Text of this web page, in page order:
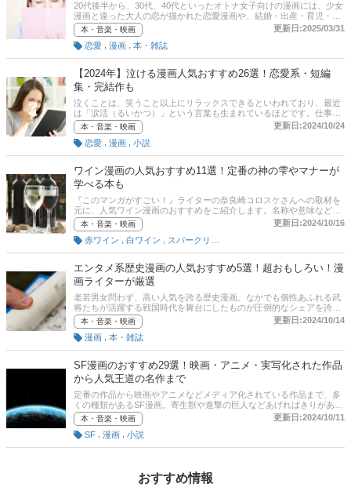
20代後半から、30代、40代といったオトナ女子向けの漫画には、少女
漫画と違った大人の恋が描かれた恋愛漫画や、結婚・出産・育児・仕
事モノなどさまざまなジャンルの作品があります。キュンキュンでき
るものや、泣ける切ないストーリーなど、大人だからこそハマる面白
い漫画がたくさん！ この記事では、『このマンガがすごい！』ライタ
ーの奈良崎コロスケさんに、なかでもオトナ女子にイチオシのおすす
め漫画を教えてもらいました。有名・人気作はどれ？ 完結済みの作品
が読みたい！ という人は、きっと気になる作品が見つかるはず。記事
後半には、Amazonなどの通販サイトの最新人気ランキングのリンク
もあるので、売れ筋や口コミを確認してみましょう。
本・音楽・映画
更新日:2025/03/31
恋愛
漫画 本・雑誌
【2024年】泣ける漫画人気おすすめ26選！恋愛系・短編
集・完結作も
泣くことは、笑うこと以上にリラックスできるといわれており、最近
は「涙活（るいかつ）」という言葉も生まれているほどです。仕事で
疲れたときや家でゆっくりしたいとき、少し心がしんどいなと思うと
き、泣ける漫画で思いきり泣いて気持ちをすっきりさせましょう。本
記事では、恋愛系やスポーツ系、動物系、短編エッセイ系などさまざ
まなジャンルの泣ける漫画を紹介します。後半には、比較一覧表や通
販サイトの最新人気ランキングもあるので、売れ筋や口コミとあわせ
てチェックしてみてください。
本・音楽・映画
更新日:2024/10/24
恋愛
漫画 小説
ワイン漫画の人気おすすめ11選！定番の神の雫やマナーが
学べる本も
『このマンガがすごい！』ライターの奈良崎コロスケさんへの取材を
元に、人気ワイン漫画のおすすめをご紹介します。名称や意味など覚
えることが多く敷居が高いイメージのワインですが、 漫画なら話が面
白く、最終話まで読む間に自然と知識が身に付きます！通販サイトの
最新人気ランキングのリンクもあるので、売れ筋や口コミを確認して
みよう。
本・音楽・映画
更新日:2024/10/16
赤ワイン
白ワイン
エンタメ系歴史漫画の人気おすすめ5選！超おもしろい！漫
画ライターが厳選
老若男女問わず、高い人気を誇る歴史漫画。なかでも個性あふれる武
将たちが活躍する戦国時代を舞台にしたものが圧倒的なシェアを誇り
ますが、中国史や西欧史を描いたタイトル群にも人気作がたくさん。
あくまで史実をベースに漫画家が独自の解釈を加えたエンタメ作品で
はありますが、楽しみながら自然とその時代の出来事や風習を学べる
のも、ほかのジャンルにはない大きなポイント。本記事では、『この
マンガがすごい！』ライターの奈良崎コロスケさんに、おすすめの歴
史漫画と選び方を教えてもらいました。「難しいイメージがあるの
で、歴史モノは得意じゃない……」。そんなアナタにこそ読んでほし
い、エンタメ系の歴史漫画を紹介します！
本・音楽・映画
更新日:2024/10/14
漫画
本・雑誌
SF漫画のおすすめ29選！映画・アニメ・実写化された作品
から人気王道の名作まで
定番の作品から映画やアニメなどメディア化されている作品まで、多
くの種類があるSF漫画。寄生獣や進撃の巨人などあげればきりがあり
ません。近未来や宇宙をテーマにしたものなど、その世界観にどっぷ
り浸れて日常を忘れさせてくれます。ここでは、「このマンガがすご
い！」ライター・奈良崎コロスケさんが厳選したSF漫画のおすすめと
選び方のポイントをご紹介します。本記事のおすすめ作品を参考に、
コミもチェックしてみてください。
本・音楽・映画
更新日:2024/10/11
SF
漫画 小説
おすすめ情報